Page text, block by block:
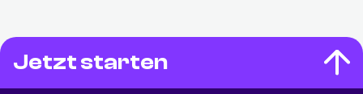
Jetzt starten